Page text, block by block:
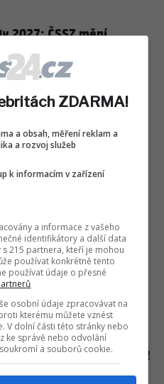
2027: ČSSZ mění
ho lidé najdou!
narazil na nečekaný
Lidé nechtějí, aby ho
kulinářská královna se
do Meghan!
oznámila konec!
ze šoubyznysu!
zrušil těsně před
další koncert!
za to ale nemohl!
Kuchařová: Malér v Plzni!
ZDARMA!
a obsah, měření reklam a
a rozvoj služeb
k informacím v zařízení
a informace z vašeho
identifikátory a další data
215 partnera, kteří je mohou
používat konkrétně tento
používat údaje o přesné
osobní údaje zpracovávat na
kterému můžete vznést
V dolní části této stránky nebo
ke správě nebo odvolání
a souborů cookie.